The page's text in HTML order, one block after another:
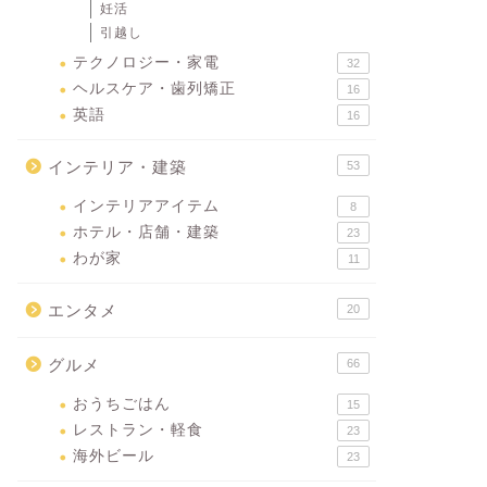
妊活
引越し
テクノロジー・家電 32
ヘルスケア・歯列矯正 16
英語 16
インテリア・建築 53
インテリアアイテム 8
ホテル・店舗・建築 23
わが家 11
エンタメ 20
グルメ 66
おうちごはん 15
レストラン・軽食 23
海外ビール 23